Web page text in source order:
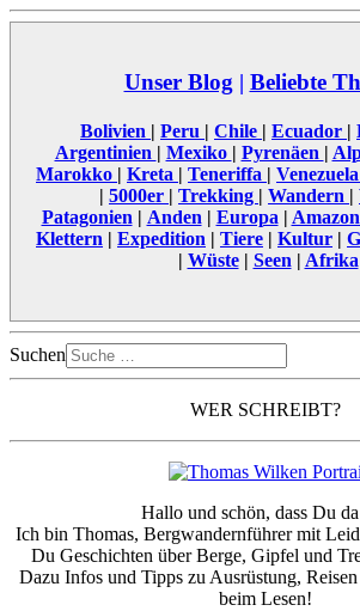
Unser Blog | Beliebte
Bolivien | Peru | Chile | Ecuador |
Argentinien | Mexiko | Pyrenäen |
Marokko | Kreta | Teneriffa | Venezuela
| 5000er | Trekking | Wandern |
Patagonien | Anden | Europa |
Klettern | Expedition | Tiere | Kultur |
| Wüste| Seen | Afrika
Suchen
WER SCHREIBT?
Hallo und schön, dass Du
Ich bin Thomas, Bergwandernführer mit
Du Geschichten über Berge, Gipfel und
Dazu Infos und Tipps zu Ausrüstung,
beim Lesen!